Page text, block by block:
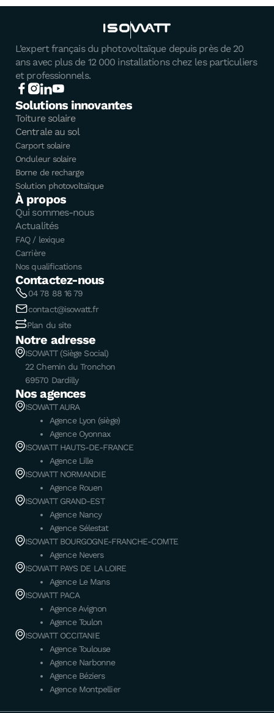
L’expert français du photovoltaïque depuis près de 20
ans avec plus de 12 000 installations chez les particuliers
et professionnels.
Solutions innovantes
Toiture solaire
Centrale au sol
Carport solaire
Onduleur solaire
Borne de recharge
Solution photovoltaïque
À propos
Qui sommes-nous
Actualités
FAQ / lexique
Carrière
Nos qualifications
Contactez-nous
04 78 88 16 79
contact@isowatt.fr
Plan du site
Notre adresse
ISOWATT (Siège Social)
22 Chemin du Tronchon
69570 Dardilly
Nos agences
ISOWATT AURA
Agence Lyon (siège)
Agence Oyonnax
ISOWATT HAUTS-DE-FRANCE
Agence Lille
ISOWATT NORMANDIE
Agence Rouen
ISOWATT GRAND-EST
Agence Nancy
Agence Sélestat
ISOWATT BOURGOGNE-FRANCHE-COMTE
Agence Nevers
ISOWATT PAYS DE LA LOIRE
Agence Le Mans
ISOWATT PACA
Agence Avignon
Agence Toulon
ISOWATT OCCITANIE
Agence Toulouse
Agence Narbonne
Agence Béziers
Agence Montpellier